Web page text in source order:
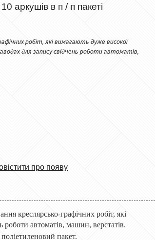
аркушів в п / п пакеті
робіт, які вимагають дуже високої
для запису свідчень роботи автоматів,
про появу
креслярсько-графічних робіт, які
роботи автоматів, машин, верстатів.
пакет.